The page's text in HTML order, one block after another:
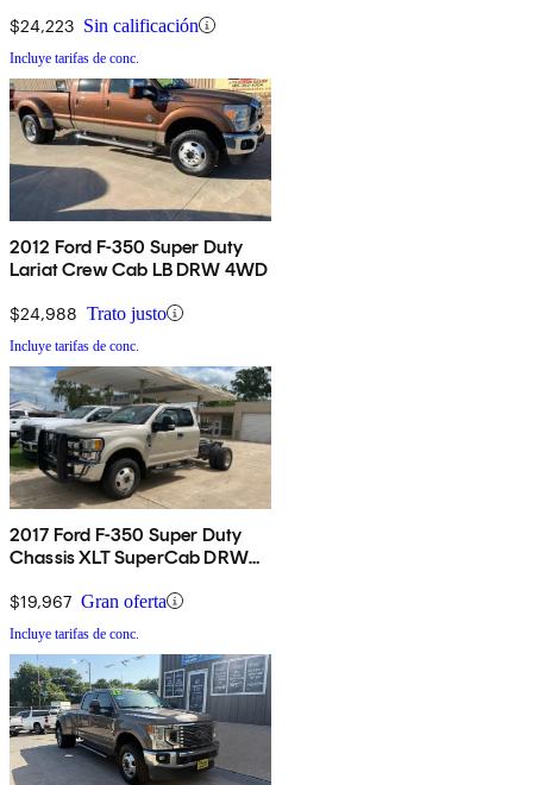
$24,223 Sin calificación
Incluye tarifas de conc.
2012 Ford F-350 Super Duty
Lariat Crew Cab LB DRW 4WD
$24,988 Trato justo
Incluye tarifas de conc.
2017 Ford F-350 Super Duty
Chassis XLT SuperCab DRW
$19,967 Gran oferta
Incluye tarifas de conc.